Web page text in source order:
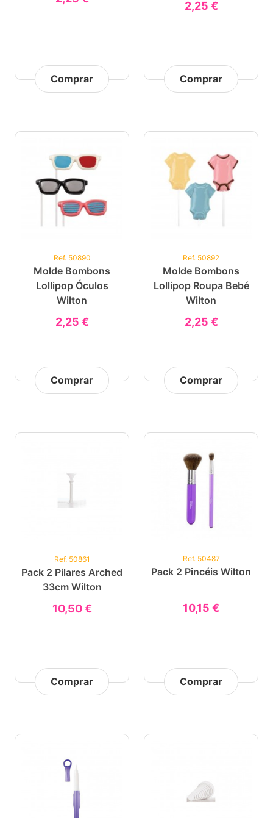
Comprar
2,25 €
Comprar
Ref. 50890
Molde Bombons
Lollipop Óculos
Wilton
2,25 €
Comprar
Ref. 50892
Molde Bombons
Lollipop Roupa Bebé
Wilton
2,25 €
Comprar
Ref. 50861
Pack 2 Pilares Arched
33cm Wilton
10,50 €
Comprar
Ref. 50487
Pack 2 Pincéis Wilton
10,15 €
Comprar